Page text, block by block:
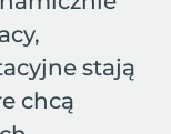
stają
chcą